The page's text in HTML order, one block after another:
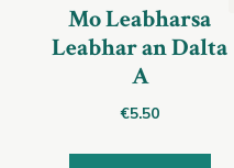
Mo Leabharsa
Leabhar an Dalta
A
€5.50